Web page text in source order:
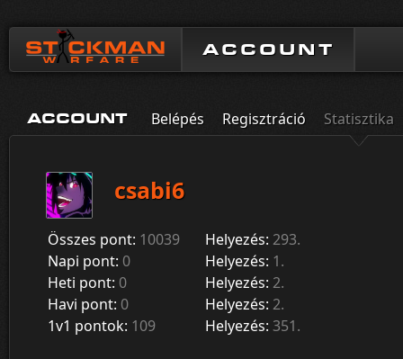
ACCOUNT
ACCOUNT Belépés Regisztráció Statisztika
csabi6
Összes pont: 10039 Helyezés: 293.
Napi pont: 0 Helyezés: 1.
Heti pont: 0 Helyezés: 2.
Havi pont: 0 Helyezés: 2.
1v1 pontok: 109 Helyezés: 351.